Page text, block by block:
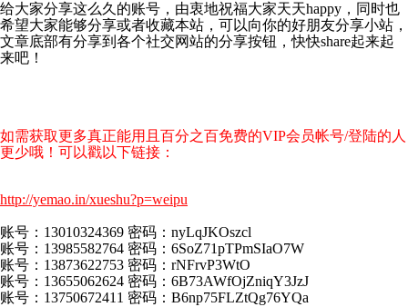
给大家分享这么久的账号，由衷地祝福大家天天happy，同时也
希望大家能够分享或者收藏本站，可以向你的好朋友分享小站，
文章底部有分享到各个社交网站的分享按钮，快快share起来起
来吧！
如需获取更多真正能用且百分之百免费的VIP会员帐号/登陆的人
更少哦！可以戳以下链接：
http://yemao.in/xueshu?p=weipu
账号：13010324369 密码：nyLqJKOszcl
账号：13985582764 密码：6SoZ71pTPmSIaO7W
账号：13873622753 密码：rNFrvP3WtO
账号：13655062624 密码：6B73AWfOjZniqY3JzJ
账号：13750672411 密码：B6np75FLZtQg76YQa